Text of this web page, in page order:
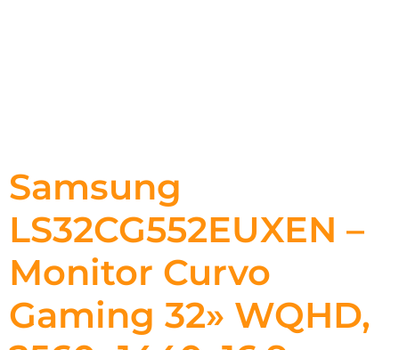
Samsung
LS32CG552EUXEN –
Monitor Curvo
Gaming 32» WQHD,